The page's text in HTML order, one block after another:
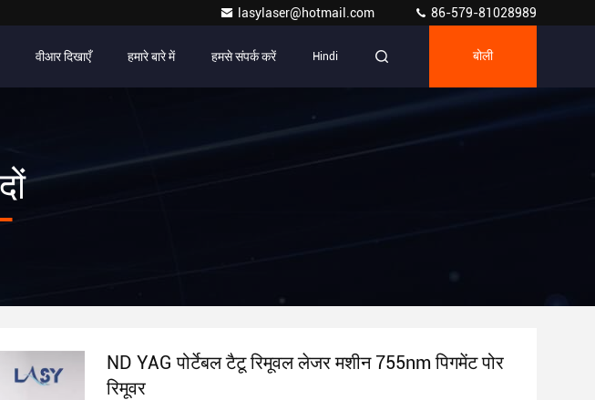
lasylaser@hotmail.com 86-579-81028989
वीआर दिखाएँ हमारे बारे में हमसे संपर्क करें Hindi बोली
ND YAG पोर्टेबल टैटू रिमूवल लेजर मशीन 755nm पिगमेंट पोर
रिमूवर